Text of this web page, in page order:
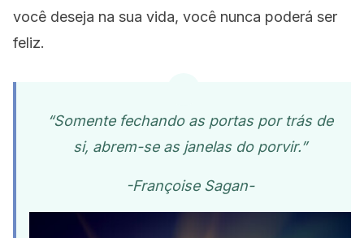
você deseja na sua vida, você nunca poderá ser
feliz.
“Somente fechando as portas por trás de
si, abrem-se as janelas do porvir.”
-Françoise Sagan-